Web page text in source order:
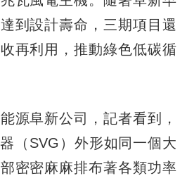
到設計壽命，三期項目還
再利用，推動綠色低碳循
阜新公司，記者看到，
（SVG）外形如同一個大
密密麻麻排布著各類功率